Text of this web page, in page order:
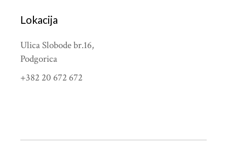
Lokacija
Ulica Slobode br.16,
Podgorica
+382 20 672 672